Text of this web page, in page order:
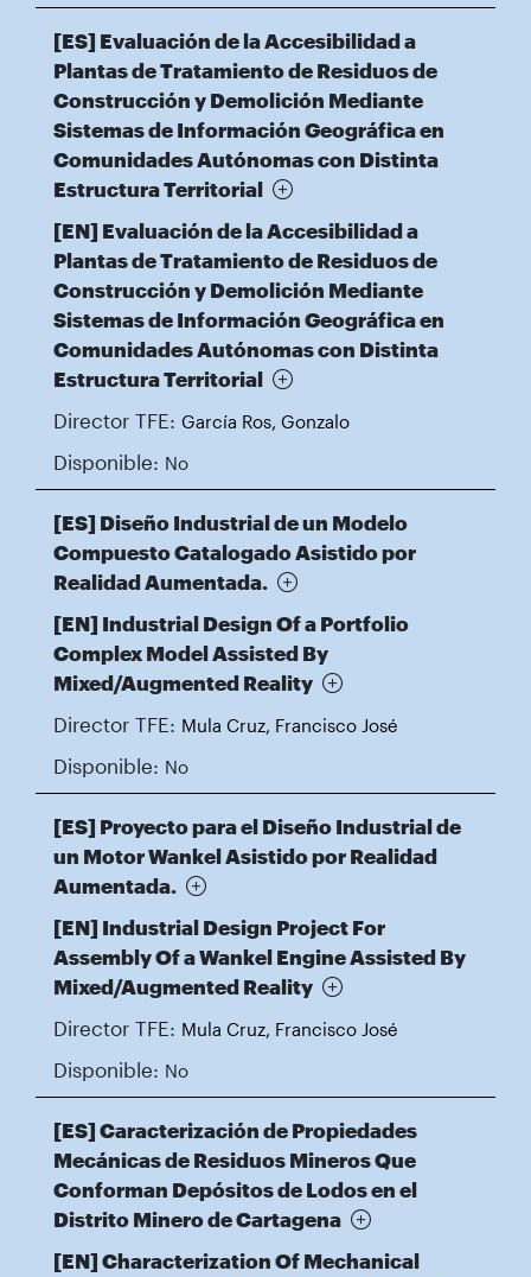
[ES] Evaluación de la Accesibilidad a
Plantas de Tratamiento de Residuos de
Construcción y Demolición Mediante
Sistemas de Información Geográfica en
Comunidades Autónomas con Distinta
Estructura Territorial
[EN] Evaluación de la Accesibilidad a
Plantas de Tratamiento de Residuos de
Construcción y Demolición Mediante
Sistemas de Información Geográfica en
Comunidades Autónomas con Distinta
Estructura Territorial
Director TFE: García Ros, Gonzalo
Disponible: No
[ES] Diseño Industrial de un Modelo
Compuesto Catalogado Asistido por
Realidad Aumentada.
[EN] Industrial Design Of a Portfolio
Complex Model Assisted By
Mixed/Augmented Reality
Director TFE: Mula Cruz, Francisco José
Disponible: No
[ES] Proyecto para el Diseño Industrial de
un Motor Wankel Asistido por Realidad
Aumentada.
[EN] Industrial Design Project For
Assembly Of a Wankel Engine Assisted By
Mixed/Augmented Reality
Director TFE: Mula Cruz, Francisco José
Disponible: No
[ES] Caracterización de Propiedades
Mecánicas de Residuos Mineros Que
Conforman Depósitos de Lodos en el
Distrito Minero de Cartagena
[EN] Characterization Of Mechanical